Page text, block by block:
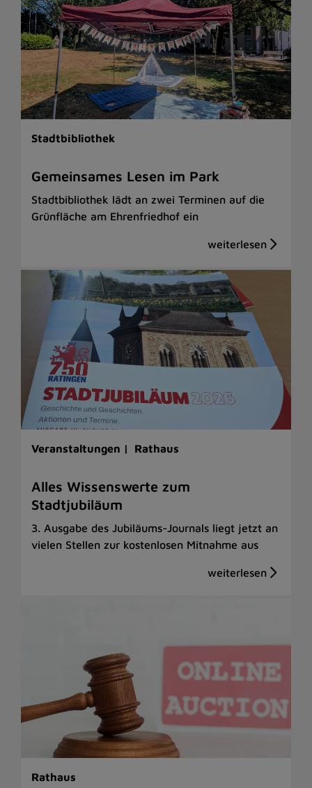
Stadtbibliothek
Gemeinsames Lesen im Park
Stadtbibliothek lädt an zwei Terminen auf die
Grünfläche am Ehrenfriedhof ein
Veranstaltungen | Rathaus
Alles Wissenswerte zum
Stadtjubiläum
3. Ausgabe des Jubiläums-Journals liegt jetzt an
vielen Stellen zur kostenlosen Mitnahme aus
Rathaus